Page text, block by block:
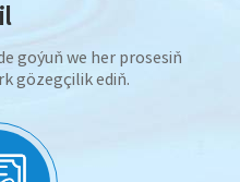
goýuň we her prosesiň
gözegçilik ediň.